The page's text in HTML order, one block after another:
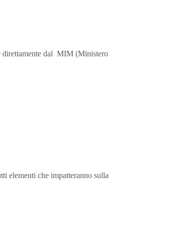
direttamente dal MIM (Ministero
elementi che impatteranno sulla